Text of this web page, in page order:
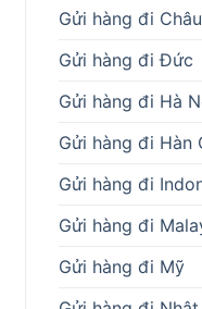
Gửi hàng đi
Gửi hàng đi Đức
Gửi hàng đi Hà
Gửi hàng đi Hàn
Gửi hàng đi
Gửi hàng đi
Gửi hàng đi Mỹ